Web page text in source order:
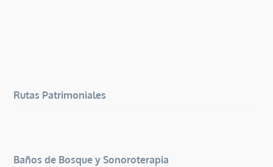
Rutas Patrimoniales
Baños de Bosque y Sonoroterapia